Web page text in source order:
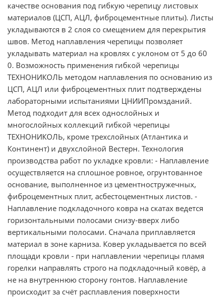
качестве основания под гибкую черепицу листовых
материалов (ЦСП, АЦЛ, фиброцементные плиты). Листы
укладываются в 2 слоя со смещением для перекрытия
швов. Метод наплавления черепицы позволяет
укладывать материал на кровлях с уклоном от 5 до 60
0. Возможность применения гибкой черепицы
ТЕХНОНИКОЛЬ методом наплавления по основанию из
ЦСП, АЦЛ или фиброцементных плит подтверждены
лабораторными испытаниями ЦНИИПромзданий.
Метод подходит для всех однослойных и
многослойных коллекций гибкой черепицы
ТЕХНОНИКОЛЬ, кроме трехслойных (Атлантика и
Континент) и двухслойной Вестерн. Технология
производства работ по укладке кровли: - Наплавление
осуществляется на сплошное ровное, огрунтованное
основание, выполненное из цементностружечных,
фиброцементных плит, асбестоцементных листов. -
Наплавление подкладочного ковра на скатах ведется
горизонтальными полосами снизу-вверх либо
вертикальными полосами. Сначала приплавляется
материал в зоне карниза. Ковер укладывается по всей
площади кровли - при наплавлении черепицы пламя
горелки направлять строго на подкладочный ковёр, а
не на внутреннюю сторону гонтов. Наплавление
происходит за счёт расплавления поверхности